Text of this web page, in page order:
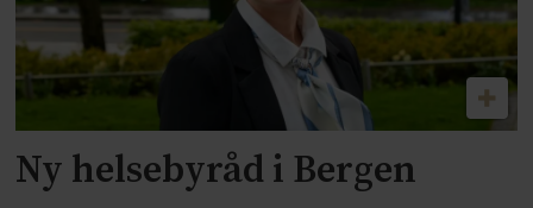
Ny helsebyråd i Bergen